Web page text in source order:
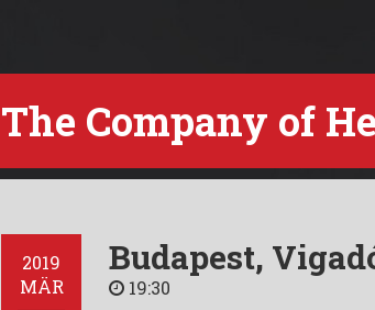
The Company of
2019
MÄR
Budapest,
19:30